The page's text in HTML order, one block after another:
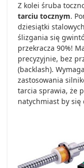
Z kolei śruba
tarciu tocznym.
dziesiątki
ślizgania się
przekracza 90%!
precyzyjnie, bez
(backlash).
zastosowania
tarcia sprawia, że
natychmiast by się